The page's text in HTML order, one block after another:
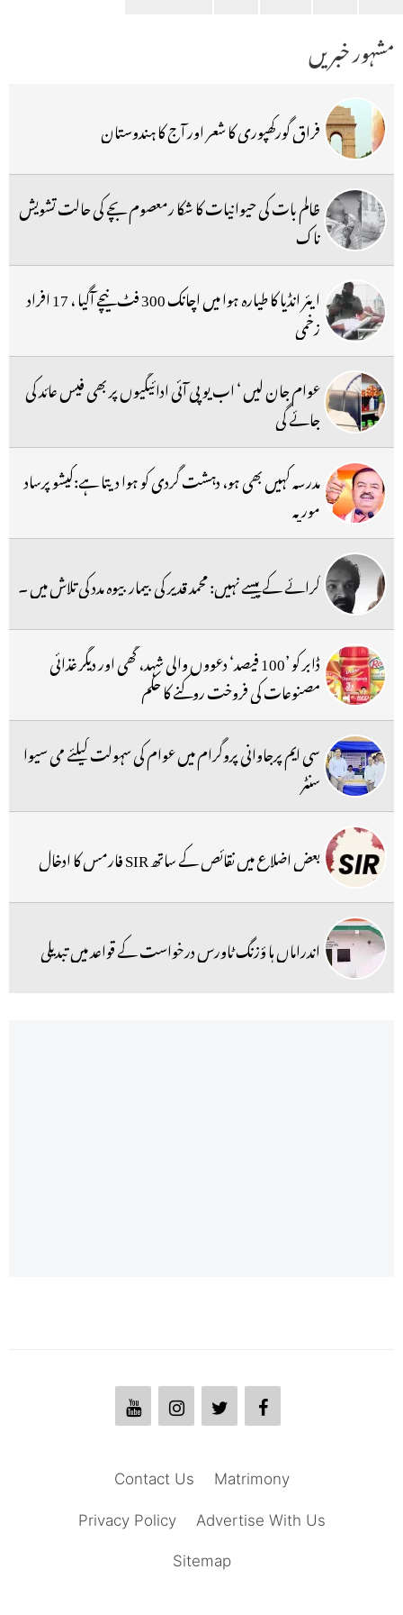
مشہور خبریں
فراق گورکھپوری کا شعر اور آج کا ہندوستان
ظالم بات کی حیوانیات کا شکا رمعصوم بچے کی حالت تشویش
ناک
ایئر انڈیا کا طیارہ ہوا میں اچانک 300 فٹ نیچے آگیا ، 17 افراد
زخمی
عوام جان لیں ‘ اب یو پی آئی ادائیگیوں پر بھی فیس عائد کی
جائے گی
مدرسہ کہیں بھی ہو، دہشت گردی کو ہوا دیتا ہے:کیشو پرساد
موریہ
کرائے کے پیسے نہیں: محمد قدیر کی بیمار بیوہ مدد کی تلاش میں ۔
ڈابر کو ’100 فیصد‘ دعووں والی شہد، گھی اور دیگر غذائی
مصنوعات کی فروخت روکنے کا حکم
سی ایم پرجاوانی پروگرام میں عوام کی سہولت کیلئے می سیوا
سنٹر
بعض اضلاع میں نقائص کے ساتھ SIR فارمس کا ادخال
اندراماں ہا ؤزنگ ٹاورس درخواست کے قواعد میں تبدیلی
Matrimony
Contact Us
Advertise With Us
Privacy Policy
Sitemap